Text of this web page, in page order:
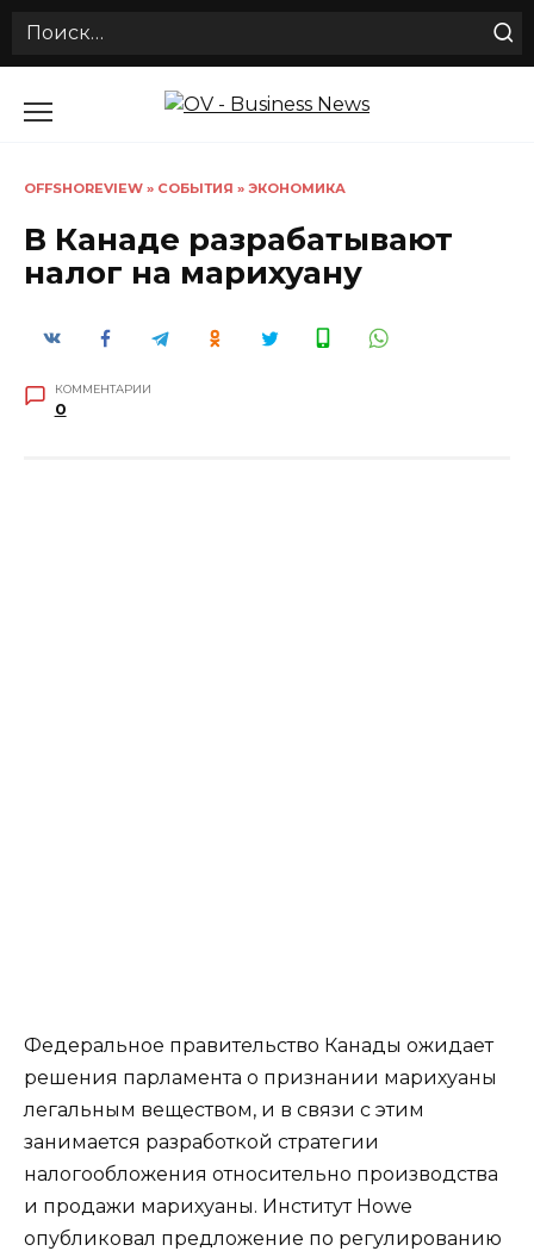
Search
OFFSHOREVIEW » СОБЫТИЯ » ЭКОНОМИКА
В Канаде разрабатывают
налог на марихуану
КОММЕНТАРИИ
0
Федеральное правительство Канады ожидает
решения парламента о признании марихуаны
легальным веществом, и в связи с этим
занимается разработкой стратегии
налогообложения относительно производства
и продажи марихуаны. Институт Howe
опубликовал предложение по регулированию